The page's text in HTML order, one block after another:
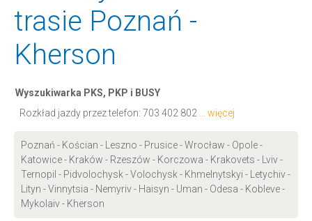
trasie Poznań -
Kherson
Wyszukiwarka PKS, PKP i BUSY
Rozkład jazdy przez telefon: 703 402 802 ... więcej
Poznań - Kościan - Leszno - Prusice - Wrocław - Opole -
Katowice - Kraków - Rzeszów - Korczowa - Krakovets - Lviv -
Ternopil - Pidvolochysk - Volochysk - Khmelnytskyi - Letychiv -
Lityn - Vinnytsia - Nemyriv - Haisyn - Uman - Odesa - Kobleve -
Mykolaiv - Kherson